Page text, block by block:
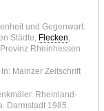
und Gegenwart.
Städte, Flecken,
Rheinhessen
Mainzer Zeitschrift
Rheinland-
Darmstadt 1985.